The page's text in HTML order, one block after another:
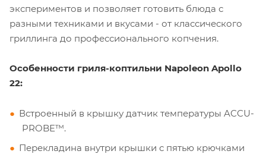
экспериментов и позволяет готовить блюда с
разными техниками и вкусами - от классического
гриллинга до профессионального копчения.
Особенности гриля-коптильни Napoleon Apollo
22:
Встроенный в крышку датчик температуры ACCU-
PROBE™.
Перекладина внутри крышки с пятью крючками